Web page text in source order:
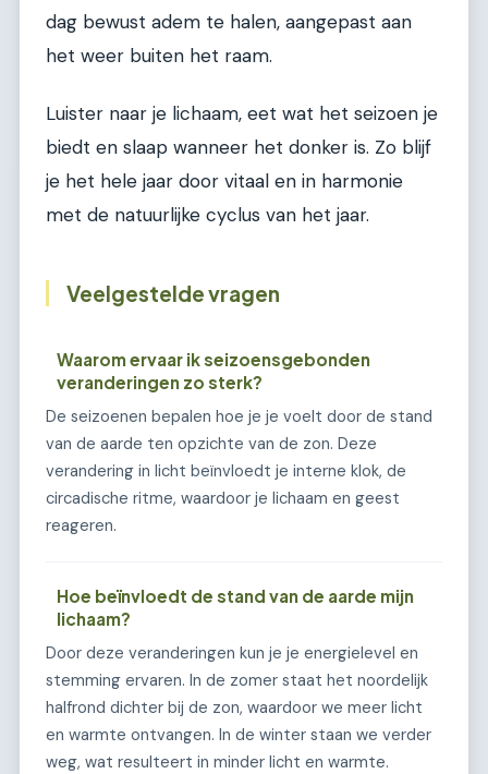
dag bewust adem te halen, aangepast aan
het weer buiten het raam.
Luister naar je lichaam, eet wat het seizoen je
biedt en slaap wanneer het donker is. Zo blijf
je het hele jaar door vitaal en in harmonie
met de natuurlijke cyclus van het jaar.
Veelgestelde vragen
Waarom ervaar ik seizoensgebonden
veranderingen zo sterk?
De seizoenen bepalen hoe je je voelt door de stand
van de aarde ten opzichte van de zon. Deze
verandering in licht beïnvloedt je interne klok, de
circadische ritme, waardoor je lichaam en geest
reageren.
Hoe beïnvloedt de stand van de aarde mijn
lichaam?
Door deze veranderingen kun je je energielevel en
stemming ervaren. In de zomer staat het noordelijk
halfrond dichter bij de zon, waardoor we meer licht
en warmte ontvangen. In de winter staan we verder
weg, wat resulteert in minder licht en warmte.